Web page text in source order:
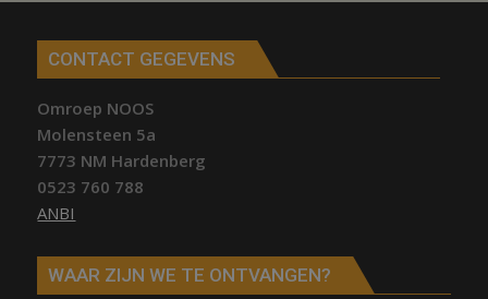
CONTACT GEGEVENS
Omroep NOOS
Molensteen 5a
7773 NM Hardenberg
0523 760 788
ANBI
WAAR ZIJN WE TE ONTVANGEN?